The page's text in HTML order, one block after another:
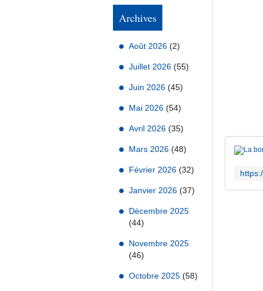
Archives
Août 2026 (2)
Juillet 2026 (55)
Juin 2026 (45)
Mai 2026 (54)
Avril 2026 (35)
Mars 2026 (48)
Février 2026 (32)
Janvier 2026 (37)
Décembre 2025
(44)
Novembre 2025
(46)
Octobre 2025 (58)